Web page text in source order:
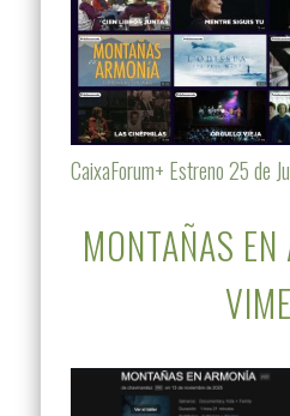
CaixaForum+ Estreno 25 de
MONTAÑAS